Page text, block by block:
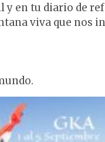
y en tu diario de
viva que nos